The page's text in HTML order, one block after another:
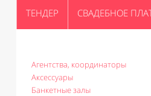
ТЕНДЕР СВАДЕБНОЕ
Агентства, координаторы
Аксессуары
Банкетные залы